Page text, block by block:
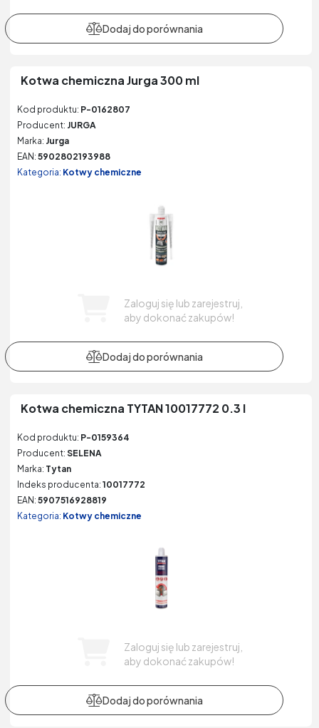
Kotwa chemiczna Jurga 300 ml
Kod produktu: P-0162807
Producent: JURGA
Marka: Jurga
EAN: 5902802193988
Kategoria: Kotwy chemiczne
Zaloguj się lub zarejestruj,
aby dokonać zakupów!
Kotwa chemiczna TYTAN 10017772 0.3 l
Kod produktu: P-0159364
Producent: SELENA
Marka: Tytan
Indeks producenta: 10017772
EAN: 5907516928819
Kategoria: Kotwy chemiczne
Zaloguj się lub zarejestruj,
aby dokonać zakupów!